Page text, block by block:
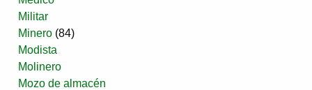
Militar
Minero (84)
Modista
Molinero
Mozo de almacén